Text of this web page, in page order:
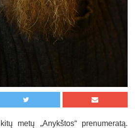
metų „Anykštos“ prenumeratą.